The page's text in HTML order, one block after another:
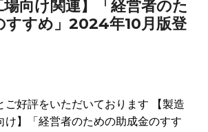
場向け関連】「経営者のた
すすめ」2024年10月版登
ご好評をいただいております 【製造
け】「経営者のための助成金のすす